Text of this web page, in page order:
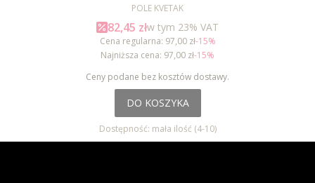
PRODUCENT
POLE KVETAK
Cena promocyjna brutto
82,45 złw tym %s VAT
w tym 23% VAT
Cena regularna: 97,00 zł-15%
Najniższa cena: 97,00 zł-15%
Ceny podane bez kosztów dostawy.
DO KOSZYKA
Dostępność: mała ilość (4-10)